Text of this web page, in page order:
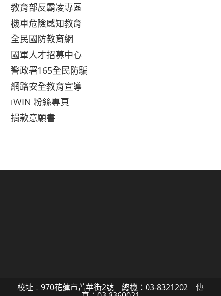
教育部反霸凌專區
機車危險感知教育
全民國防教育網
國軍人才招募中心
警政署165全民防騙
網路安全教育宣導
iWIN 粉絲專頁
捐款意願書
校址：970花蓮市菁華街2號 總機：03-8321202 傳